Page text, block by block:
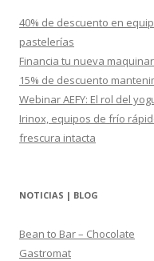
r
40% de descuento en
pastelerías
Financia tu nueva
15% de descuento
Webinar AEFY: El rol del
Irinox, equipos de frío
frescura intacta
NOTICIAS | BLOG
Bean to Bar – Chocolate
Gastromat